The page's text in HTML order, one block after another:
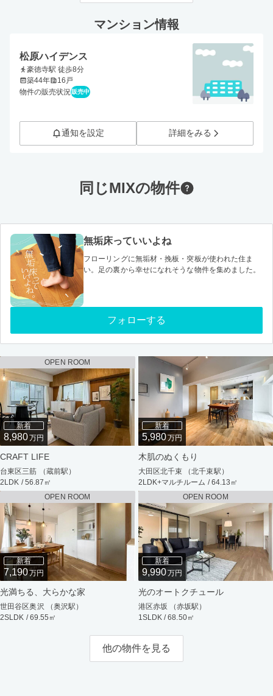
マンション情報
松原ハイデンス
豪徳寺駅 徒歩8分
築44年
16戸
物件の販売状況 販売中
通知を設定 詳細をみる
同じMIXの物件
無垢床っていいよね
フローリングに無垢材・挽板・突板が使われた住ま
い。足の裏から幸せになれそうな物件を集めました。
フォローする
OPEN ROOM
新着
8,980万円
CRAFT LIFE
台東区三筋 （蔵前駅）
2LDK / 56.87㎡
新着
5,980万円
木肌のぬくもり
大田区北千束 （北千束駅）
2LDK+マルチルーム / 64.13㎡
OPEN ROOM
新着
7,190万円
光満ちる、大らかな家
世田谷区奥沢 （奥沢駅）
2SLDK / 69.55㎡
OPEN ROOM
新着
9,990万円
光のオートクチュール
港区赤坂 （赤坂駅）
1SLDK / 68.50㎡
他の物件を見る